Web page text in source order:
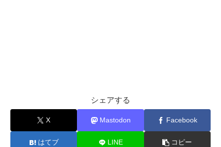
シェアする
X Mastodon Facebook
はてブ LINE コピー